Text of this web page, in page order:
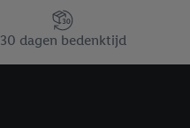
30 dagen bedenktijd